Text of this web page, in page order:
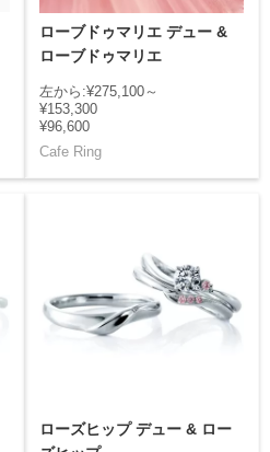
ローブドゥマリエ デュー &
ローブドゥマリエ
左から:¥275,100～
¥153,300
¥96,600
Cafe Ring
ローズヒップ デュー & ロー